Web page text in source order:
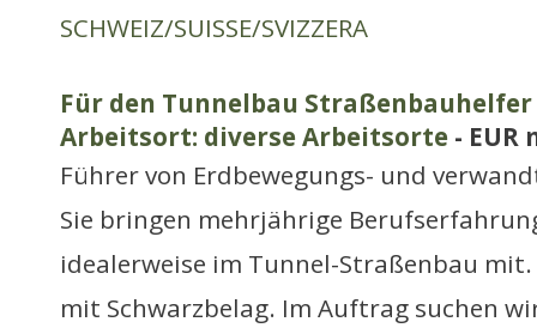
SCHWEIZ/SUISSE/SVIZZERA
Für den Tunnelbau
Arbeitsort: diverse Arbeitsorte -
Führer von Erdbewegungs- und
Sie bringen mehrjährige
idealerweise im Tunnel-Straßenbau
mit Schwarzbelag. Im Auftrag suchen